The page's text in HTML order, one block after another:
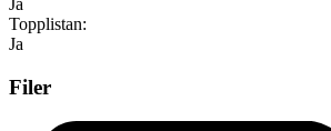
Ja
Topplistan:
Ja
Filer